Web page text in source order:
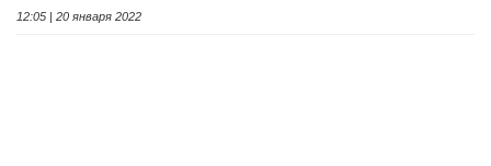
12:05 | 20 января 2022